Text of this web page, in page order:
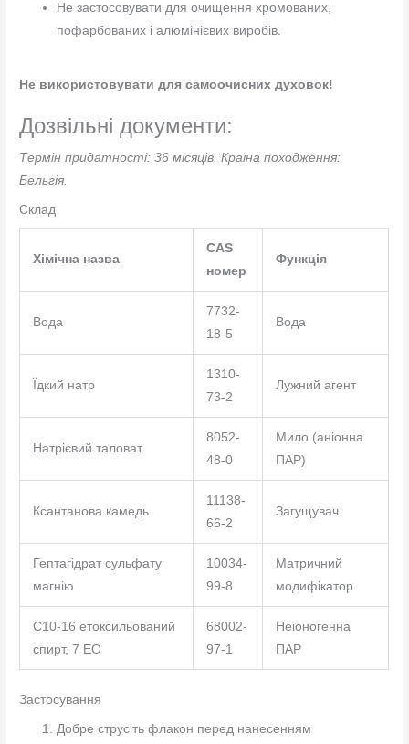
Не застосовувати для очищення хромованих,
пофарбованих і алюмінієвих виробів.
Не використовувати для самоочисних духовок!
Дозвільні документи:
Термін придатності: 36 місяців. Країна походження:
Бельгія.
Склад
Хімічна назва
CAS
номер
Функція
Вода
7732-
18-5
Вода
Їдкий натр
1310-
73-2
Лужний агент
Натрієвий таловат
8052-
48-0
Мило (аніонна
ПАР)
Ксантанова камедь
11138-
66-2
Загущувач
Гептагідрат сульфату
магнію
10034-
99-8
Матричний
модифікатор
С10-16 етоксильований
спирт, 7 ЕО
68002-
97-1
Неіоногенна
ПАР
Застосування
Добре струсіть флакон перед нанесенням